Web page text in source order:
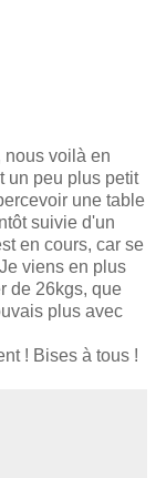
nous voilà en
un peu plus petit
une table
suivie d'un
en cours, car se
viens en plus
de 26kgs, que
plus avec
! Bises à tous !